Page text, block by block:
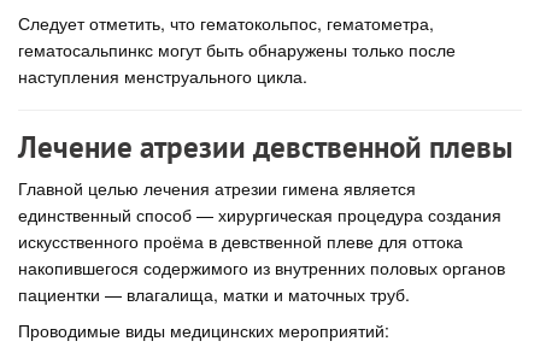
Следует отметить, что гематокольпос, гематометра,
гематосальпинкс могут быть обнаружены только после
наступления менструального цикла.
Лечение атрезии девственной плевы
Главной целью лечения атрезии гимена является
единственный способ — хирургическая процедура создания
искусственного проёма в девственной плеве для оттока
накопившегося содержимого из внутренних половых органов
пациентки — влагалища, матки и маточных труб.
Проводимые виды медицинских мероприятий: